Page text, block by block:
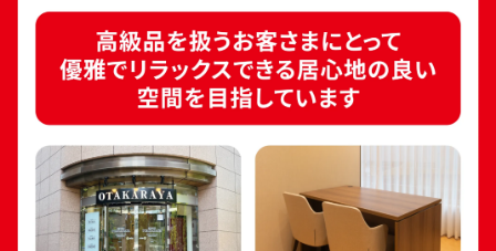
24金 (K24) カレンダー 新星工業 寅
参考買取価格
18金 (K18) 喜平リ
5.0g
参考買取価格
112,300